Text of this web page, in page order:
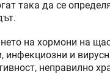
така да се
на хормони на
инфекциозни и
неправилно